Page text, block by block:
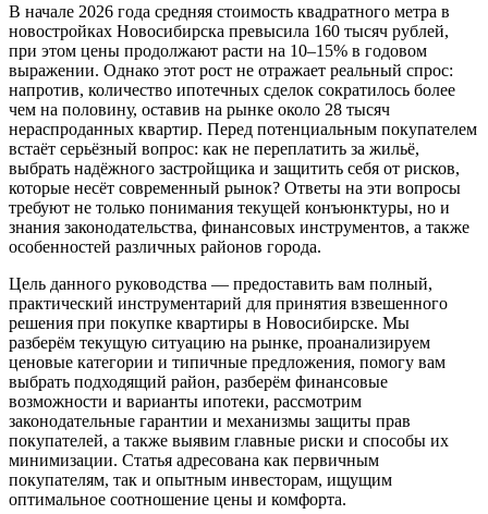
В начале 2026 года средняя стоимость квадратного метра в
новостройках Новосибирска превысила 160 тысяч рублей,
при этом цены продолжают расти на 10–15% в годовом
выражении. Однако этот рост не отражает реальный спрос:
напротив, количество ипотечных сделок сократилось более
чем на половину, оставив на рынке около 28 тысяч
нераспроданных квартир. Перед потенциальным покупателем
встаёт серьёзный вопрос: как не переплатить за жильё,
выбрать надёжного застройщика и защитить себя от рисков,
которые несёт современный рынок? Ответы на эти вопросы
требуют не только понимания текущей конъюнктуры, но и
знания законодательства, финансовых инструментов, а также
особенностей различных районов города.
Цель данного руководства — предоставить вам полный,
практический инструментарий для принятия взвешенного
решения при покупке квартиры в Новосибирске. Мы
разберём текущую ситуацию на рынке, проанализируем
ценовые категории и типичные предложения, помогу вам
выбрать подходящий район, разберём финансовые
возможности и варианты ипотеки, рассмотрим
законодательные гарантии и механизмы защиты прав
покупателей, а также выявим главные риски и способы их
минимизации. Статья адресована как первичным
покупателям, так и опытным инвесторам, ищущим
оптимальное соотношение цены и комфорта.